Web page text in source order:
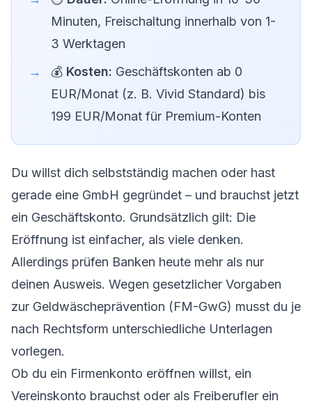
Minuten, Freischaltung innerhalb von 1-
3 Werktagen
💰 Kosten: Geschäftskonten ab 0
EUR/Monat (z. B. Vivid Standard) bis
199 EUR/Monat für Premium-Konten
Du willst dich selbstständig machen oder hast
gerade eine GmbH gegründet – und brauchst jetzt
ein Geschäftskonto. Grundsätzlich gilt: Die
Eröffnung ist einfacher, als viele denken.
Allerdings prüfen Banken heute mehr als nur
deinen Ausweis. Wegen gesetzlicher Vorgaben
zur Geldwäscheprävention (FM-GwG) musst du je
nach Rechtsform unterschiedliche Unterlagen
vorlegen.
Ob du ein Firmenkonto eröffnen willst, ein
Vereinskonto brauchst oder als Freiberufler ein